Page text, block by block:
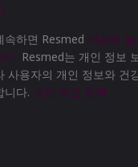
속하면 Resmed 약관에
다. Resmed는 개인 정보
사용자의 개인 정보와 건
니다. 개인 정보 정책.